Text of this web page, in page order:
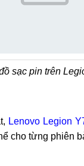
sạc pin trên
Lenovo Legion
cho từng phiên